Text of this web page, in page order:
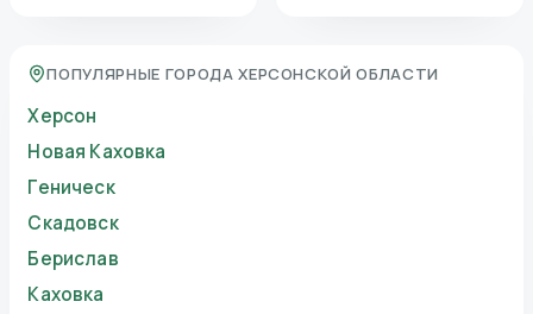
ПОПУЛЯРНЫЕ ГОРОДА ХЕРСОНСКОЙ ОБЛАСТИ
Херсон
Новая Каховка
Геническ
Скадовск
Берислав
Каховка